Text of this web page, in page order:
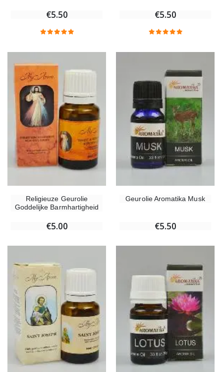
€5.50 €5.50
Religieuze Geurolie
Goddelijke Barmhartigheid
€5.00
Geurolie Aromatika Musk
€5.50